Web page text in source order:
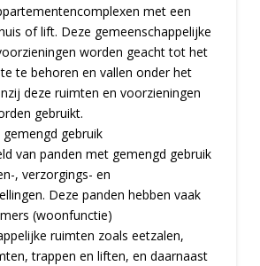
met een
of lift. Deze gemeenschappelijke
worden geacht tot het
te behoren en vallen onder het
deze ruimten en voorzieningen
gebruikt.
gebruik
van panden met gemengd gebruik
, verzorgings- en
Deze panden hebben vaak
(woonfunctie)
ruimten zoals eetzalen,
trappen en liften, en daarnaast